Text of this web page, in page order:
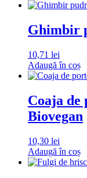
Ghimbir
10,71 lei
Adaugă în coș
Coaja de
Biovegan
10,30 lei
Adaugă în coș